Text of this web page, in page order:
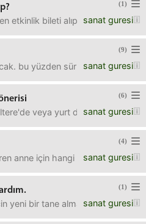
(1)
sanat guresi
etkinlik bileti alıp da sıkıntı
(9)
sanat guresi
bu yüzden sürüşte ve
(6)
sanat guresi
veya yurt dışında başka
(4)
sanat guresi
anne için hangi telefonu
(1)
sanat guresi
yeni bir tane almam